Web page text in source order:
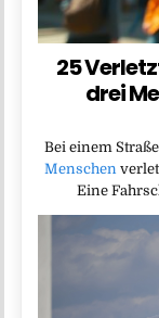
25
drei
Bei einem
Menschen
Eine